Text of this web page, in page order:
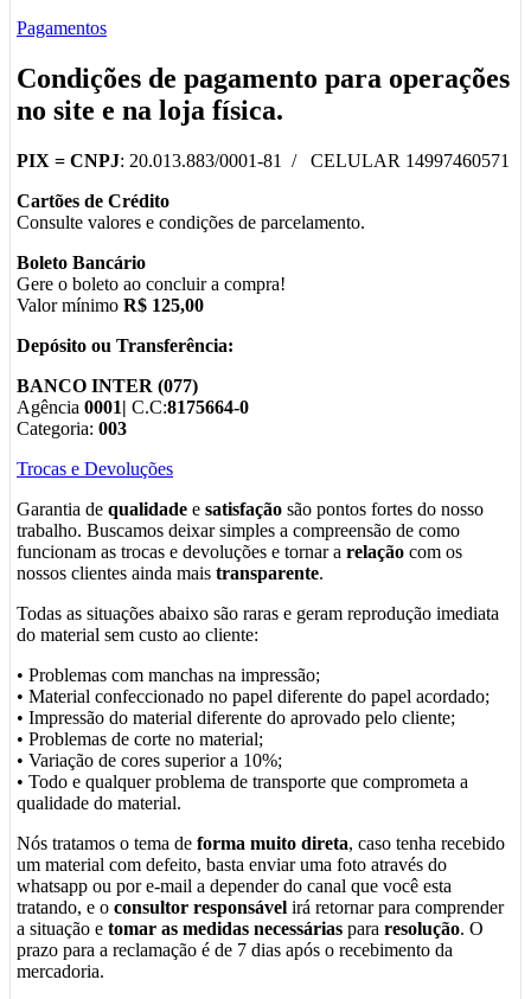
Pagamentos
Condições de pagamento para operações
no site e na loja física.
PIX = CNPJ: 20.013.883/0001-81 / CELULAR 14997460571
Cartões de Crédito
Consulte valores e condições de parcelamento.
Boleto Bancário
Gere o boleto ao concluir a compra!
Valor mínimo R$ 125,00
Depósito ou Transferência:
BANCO INTER (077)
Agência 0001| C.C:8175664-0
Categoria: 003
Trocas e Devoluções
Garantia de qualidade e satisfação são pontos fortes do nosso
trabalho. Buscamos deixar simples a compreensão de como
funcionam as trocas e devoluções e tornar a relação com os
nossos clientes ainda mais transparente.
Todas as situações abaixo são raras e geram reprodução imediata
do material sem custo ao cliente:
• Problemas com manchas na impressão;
• Material confeccionado no papel diferente do papel acordado;
• Impressão do material diferente do aprovado pelo cliente;
• Problemas de corte no material;
• Variação de cores superior a 10%;
• Todo e qualquer problema de transporte que comprometa a
qualidade do material.
Nós tratamos o tema de forma muito direta, caso tenha recebido
um material com defeito, basta enviar uma foto através do
whatsapp ou por e-mail a depender do canal que você esta
tratando, e o consultor responsável irá retornar para comprender
a situação e tomar as medidas necessárias para resolução. O
prazo para a reclamação é de 7 dias após o recebimento da
mercadoria.